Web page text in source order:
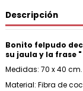
Descripción
Bonito felpudo
su jaula y la frase
Medidas: 70 x 40 cm.
Material: Fibra de